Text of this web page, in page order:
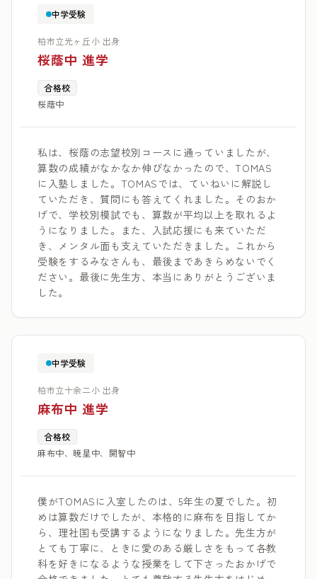
中学受験
柏市立光ヶ丘小 出身
桜蔭中 進学
合格校
桜蔭中
私は、桜蔭の志望校別コースに通っていましたが、
算数の成績がなかなか伸びなかったので、TOMAS
に入塾しました。TOMASでは、ていねいに解説し
ていただき、質問にも答えてくれました。そのおか
げで、学校別模試でも、算数が平均以上を取れるよ
うになりました。また、入試応援にも来ていただ
き、メンタル面も支えていただきました。これから
受験をするみなさんも、最後まであきらめないでく
ださい。最後に先生方、本当にありがとうございま
した。
中学受験
柏市立十余二小 出身
麻布中 進学
合格校
麻布中、暁星中、開智中
僕がTOMASに入室したのは、5年生の夏でした。初
めは算数だけでしたが、本格的に麻布を目指してか
ら、理社国も受講するようになりました。先生方が
とても丁寧に、ときに愛のある厳しさをもって各教
科を好きになるような授業をして下さったおかげで